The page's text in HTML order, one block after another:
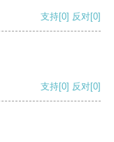
支持[0] 反对[0]
支持[0] 反对[0]